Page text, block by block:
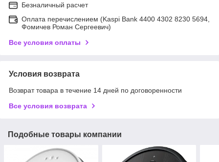
Безналичный расчет
Оплата перечислением (Kaspi Bank 4400 4302 8230 5694,
Фомичев Роман Сергеевич)
Все условия оплаты
Условия возврата
Возврат товара в течение 14 дней по договоренности
Все условия возврата
Подобные товары компании